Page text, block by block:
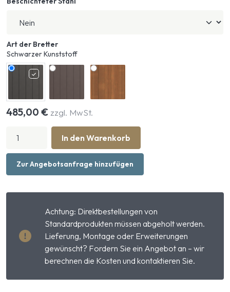
Art der Bretter
Schwarzer Kunststoff
485,00 € zzgl. MwSt.
Basic
Menge
In den Warenkorb
Zur Angebotsanfrage hinzufügen
Achtung: Direktbestellungen von
Standardprodukten müssen abgeholt werden.
Lieferung, Montage oder Erweiterungen
gewünscht? Fordern Sie ein Angebot an – wir
berechnen die Kosten und kontaktieren Sie.